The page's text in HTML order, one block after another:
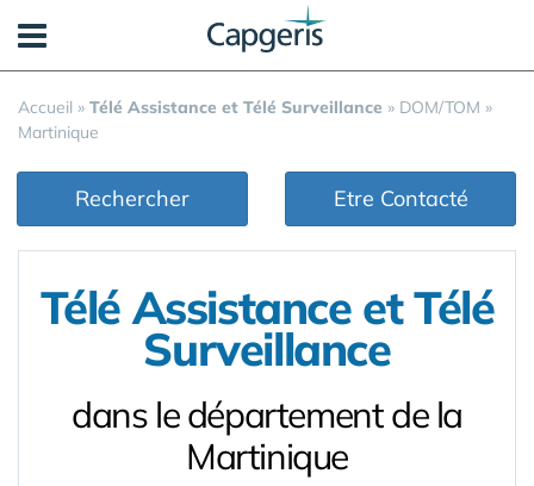
Accueil » Télé Assistance et Télé Surveillance » DOM/TOM »
Martinique
Rechercher Etre Contacté
Télé Assistance et Télé
Surveillance
dans le département de la
Martinique